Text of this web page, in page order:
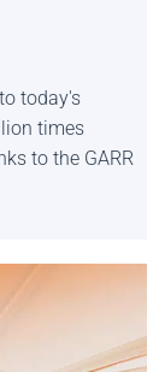
today's
times
to the GARR